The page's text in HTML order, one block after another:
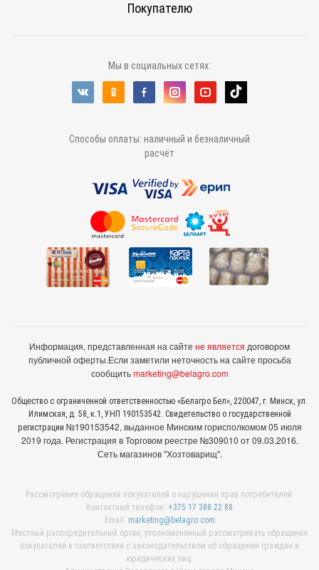
Покупателю
Мы в социальных сетях:
Способы оплаты: наличный и безналичный
расчёт
Информация, представленная на сайте не является договором
публичной оферты.Если заметили неточность на сайте просьба
сообщитьmarketing@belagro.com
Общество с ограниченной ответственностью «Белагро Бел», 220047, г. Минск, ул.
Илимская, д. 58, к.1, УНП 190153542. Свидетельство о государственной
регистрации №190153542, выданное Минcким горисполкомом 05 июля
2019 года. Регистрация в Торговом реестре №309010 от 09.03.2016.
Сеть магазинов "Хозтоварищ".
Рассмотрение обращений покупателей о нарушении прав потребителей:
Контактный телефон: +375 17 388 22 88
Email: marketing@belagro.com
Местный распорядительный орган, уполномоченный рассматривать обращения
покупателей в соответствии с законодательством об обращении граждан и
юридических лиц: